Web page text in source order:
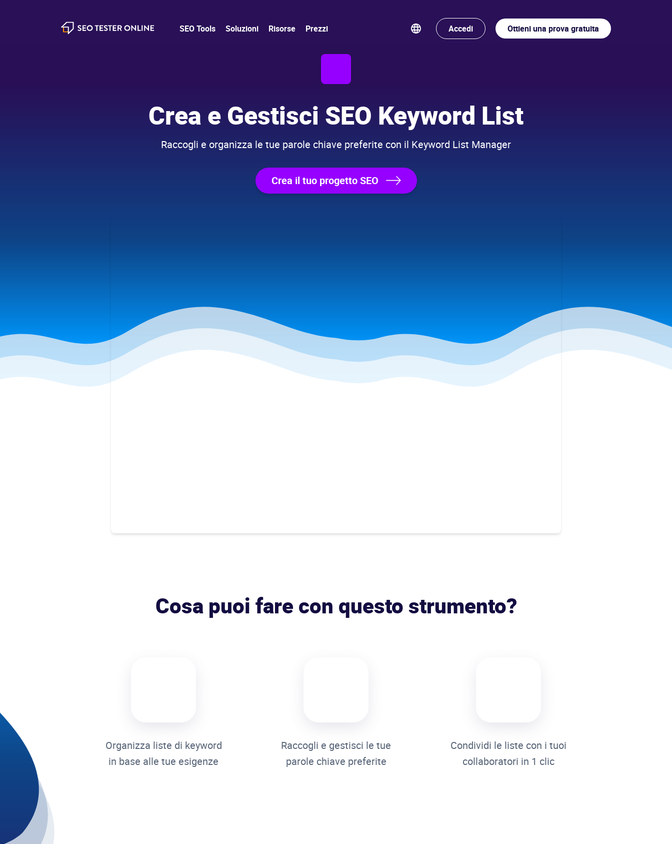
SEO Tools Soluzioni Risorse Prezzi Accedi Ottieni una prova gratuita
Crea e Gestisci SEO Keyword List
Raccogli e organizza le tue parole chiave preferite con il Keyword List Manager
Crea il tuo progetto SEO
Cosa puoi fare con questo strumento?
Organizza liste di keyword
in base alle tue esigenze
Raccogli e gestisci le tue
parole chiave preferite
Condividi le liste con i tuoi
collaboratori in 1 clic